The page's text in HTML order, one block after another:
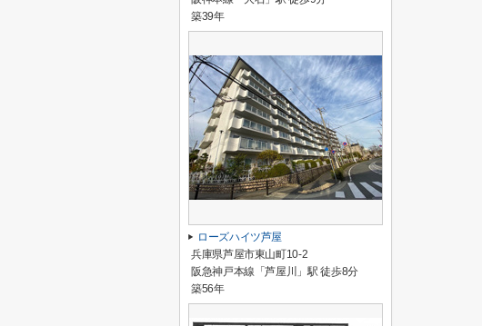
築39年
ローズハイツ芦屋
兵庫県芦屋市東山町10-2
阪急神戸本線「芦屋川」駅 徒歩8分
築56年